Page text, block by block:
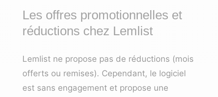
Les offres promotionnelles et
réductions chez Lemlist
Lemlist ne propose pas de réductions (mois
offerts ou remises). Cependant, le logiciel
est sans engagement et propose une